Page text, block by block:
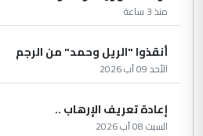
منذ 3 ساعة
أنقذوا "الريل وحمد" من الرجم
الأحد 09 آب 2026
إعادة تعريف الإرهاب ..
السبت 08 آب 2026